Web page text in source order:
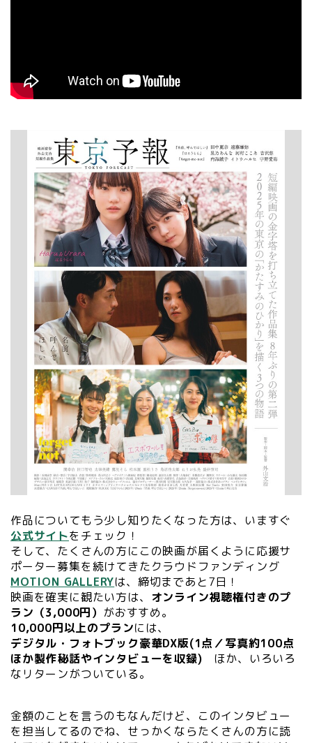
作品についてもう少し知りたくなった方は、いますぐ
公式サイトをチェック！
そして、たくさんの方にこの映画が届くように応援サ
ポーター募集を続けてきたクラウドファンディング
MOTION GALLERYは、締切まであと7日！
映画を確実に観たい方は、 オンライン視聴権付きのプ
ラン（3,000円） がおすすめ。
10,000円以上のプランには、
デジタル・フォトブック豪華DX版(1点／写真約100点
ほか製作秘話やインタビューを収録) ほか、いろいろ
なリターンがついている。
金額のことを言うのもなんだけど、このインタビュー
を担当してるのでね、せっかくならたくさんの方に読